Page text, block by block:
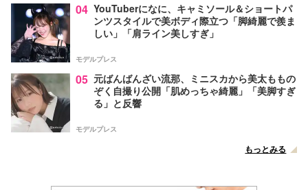
04 YouTuberになに、キャミソール＆ショートパ
ンツスタイルで美ボディ際立つ「脚綺麗で羨ま
しい」「肩ライン美しすぎ」
モデルプレス
05 元ばんばんざい流那、ミニスカから美太ももの
ぞく自撮り公開「肌めっちゃ綺麗」「美脚すぎ
る」と反響
モデルプレス
もっとみる